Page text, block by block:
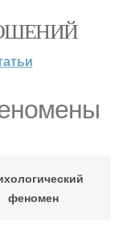
феномен